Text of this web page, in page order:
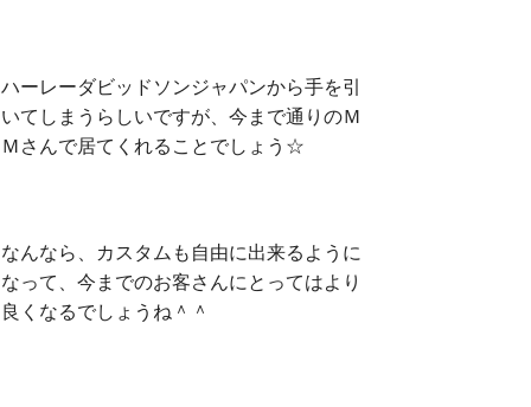
ハーレーダビッドソンジャパンから手を引
いてしまうらしいですが、今まで通りのＭ
Ｍさんで居てくれることでしょう☆
なんなら、カスタムも自由に出来るように
なって、今までのお客さんにとってはより
良くなるでしょうね＾＾